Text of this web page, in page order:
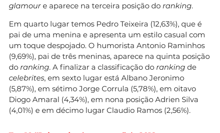
glamoure aparece na terceira posição do ranking.
Em quarto lugar temos Pedro Teixeira (12,63%), que é
pai de uma menina e apresenta um estilo casual com
um toque despojado. O humorista Antonio Raminhos
(9,69%), pai de três meninas, aparece na quinta posição
do ranking. A finalizar a classificação do ranking de
celebrites, em sexto lugar está Albano Jeronimo
(5,87%), em sétimo Jorge Corrula (5,78%), em oitavo
Diogo Amaral (4,34%), em nona posição Adrien Silva
(4,01%) e em décimo lugar Claudio Ramos (2,56%).